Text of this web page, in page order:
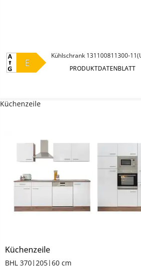
E
PRODUKTDATENBLATT
Küchenzeile
BHL 370|205|60 cm
Küchenzeile